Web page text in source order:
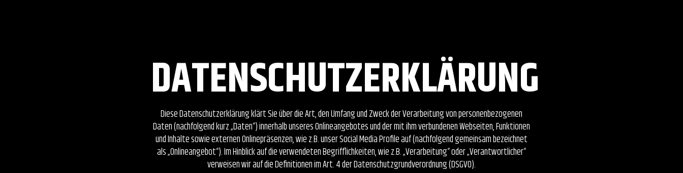
DATENSCHUTZERKLÄRUNG
Diese Datenschutzerklärung klärt Sie über die Art, den Umfang und Zweck der Verarbeitung von personenbezogenen
Daten (nachfolgend kurz „Daten“) innerhalb unseres Onlineangebotes und der mit ihm verbundenen Webseiten, Funktionen
und Inhalte sowie externen Onlinepräsenzen, wie z.B. unser Social Media Profile auf (nachfolgend gemeinsam bezeichnet
als „Onlineangebot“). Im Hinblick auf die verwendeten Begrifflichkeiten, wie z.B. „Verarbeitung“ oder „Verantwortlicher“
verweisen wir auf die Definitionen im Art. 4 der Datenschutzgrundverordnung (DSGVO).